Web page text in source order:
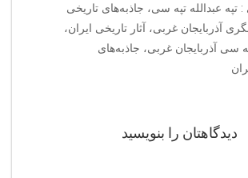
تپه عبدالله تپه سی، جاذبه‌های تاریخی
آذربایجان غربی، آثار تاریخی ایران،
سی آذربایجان غربی، جاذبه‌های
دیدگاهتان را بنویسید